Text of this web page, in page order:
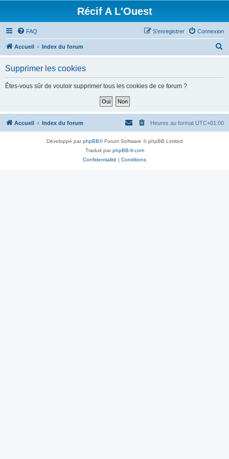
Récif A L'Ouest
FAQ Connexion
S’enregistrer
Accueil Index du forum
h
Supprimer les cookies
Êtes-vous sûr de vouloir supprimer tous les cookies de ce forum ?
Accueil Index du forum Heures au format UTC+01:00
Développé parphpBB® Forum Software © phpBB Limited
Traduit parphpBB-fr.com
Confidentialité | Conditions